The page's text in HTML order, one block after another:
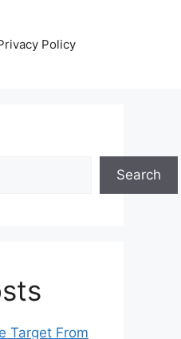
Policy
Search
Target From